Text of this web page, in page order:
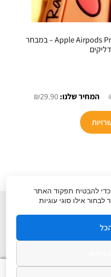
כיסוי לאוזניות איירפודס פרו Apple Airpods Pro – במבחר
המחיר
המקורי
היה:
₪99.
₪29.90 המחיר
למוצר
לבחור
את
האפשרויות
המוצר
להבטיח תפקוד האתר
אילו סוגי עוגיות